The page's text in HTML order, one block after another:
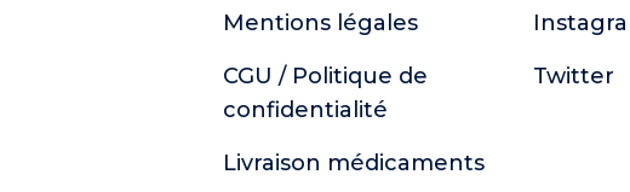
Mentions légales
CGU / Politique de
confidentialité
Livraison médicaments
Twitter